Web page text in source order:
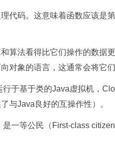
码。这意味着函数应该是
法看得比它们操作的数据
对象的语言，这通常会将它们
基于类的Java虚拟机，
与Java良好的互操作性）。
等公民（First-class